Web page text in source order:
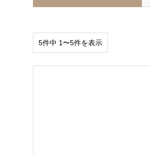
5件中 1〜5件を表示